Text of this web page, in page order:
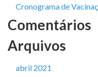
Cronograma de
Comentários
Arquivos
abril 2021